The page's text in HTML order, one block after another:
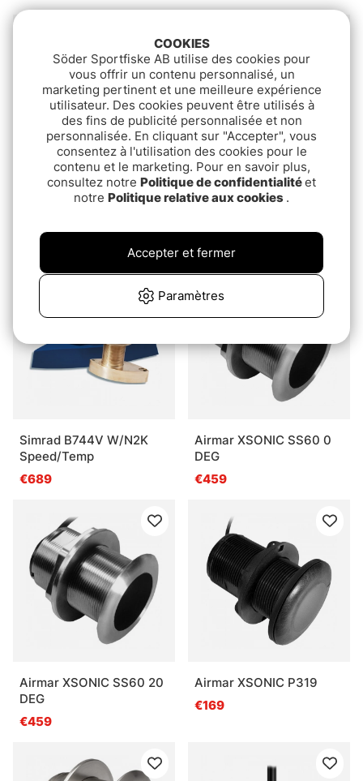
Simrad GO9, XSE ROW
€1049
Airmar XSONIC B285M
Simrad B744V W/N2K
Speed/Temp
€689
Airmar XSONIC SS60 0
DEG
€459
Airmar XSONIC SS60 20
DEG
€459
Airmar XSONIC P319
€169
COOKIES
Söder Sportfiske AB utilise des cookies pour
vous offrir un contenu personnalisé, un
marketing pertinent et une meilleure expérience
utilisateur. Des cookies peuvent être utilisés à
des fins de publicité personnalisée et non
personnalisée. En cliquant sur "Accepter", vous
consentez à l'utilisation des cookies pour le
contenu et le marketing. Pour en savoir plus,
consultez notre Politique de confidentialitéet
notre Politique relative aux cookies .
Paramètres
Accepter et fermer